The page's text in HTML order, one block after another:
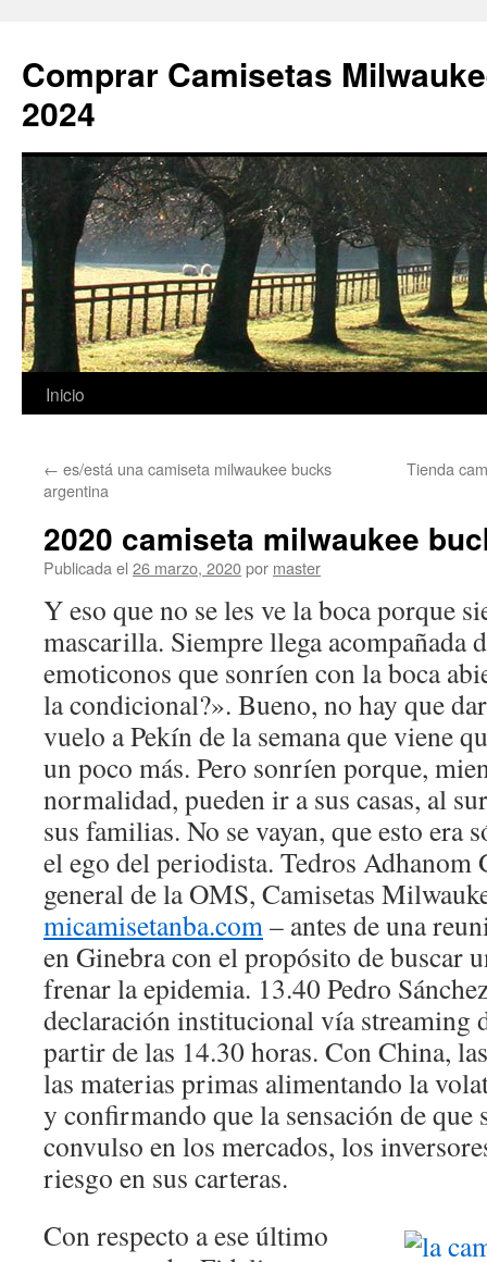
Comprar Camisetas
2024
Saltar
contenido
Inicio
← es/está una camiseta milwaukee bucks
argentina
Tienda
2020 camiseta milwaukee
Publicada el 26 marzo, 2020por master
Y eso que no se les ve la boca porque
mascarilla. Siempre llega acompañada
emoticonos que sonríen con la boca
la condicional?». Bueno, no hay que
vuelo a Pekín de la semana que viene
un poco más. Pero sonríen porque,
normalidad, pueden ir a sus casas, al
sus familias. No se vayan, que esto era
el ego del periodista. Tedros Adhanom
general de la OMS, Camisetas
micamisetanba.com– antes de una
en Ginebra con el propósito de buscar
frenar la epidemia. 13.40 Pedro
declaración institucional vía streaming
partir de las 14.30 horas. Con China,
las materias primas alimentando la
y confirmando que la sensación de que
convulso en los mercados, los
riesgo en sus carteras.
Con respecto a ese último